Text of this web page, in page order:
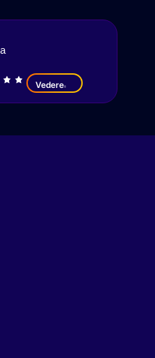
Vedere